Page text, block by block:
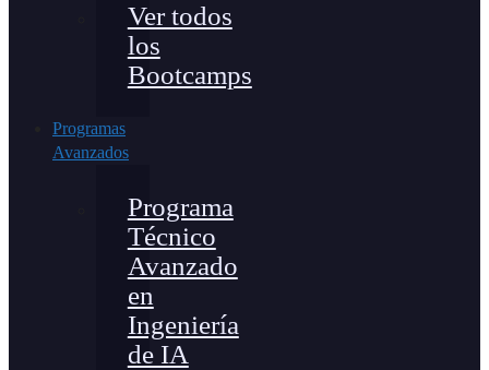
Ver todos
los
Bootcamps
Programas
Avanzados
Programa
Técnico
Avanzado
en
Ingeniería
de IA